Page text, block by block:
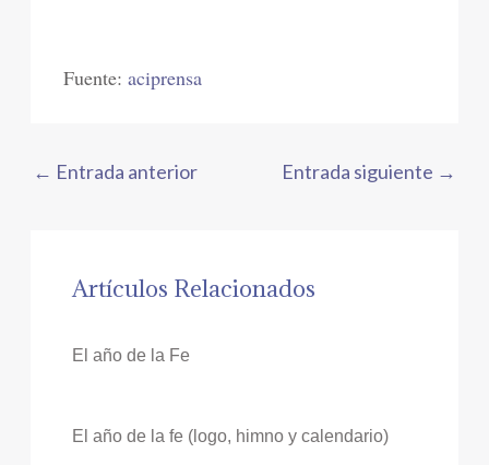
Fuente:aciprensa
← Entrada anterior Entrada siguiente →
Artículos Relacionados
El año de la Fe
El año de la fe (logo, himno y calendario)